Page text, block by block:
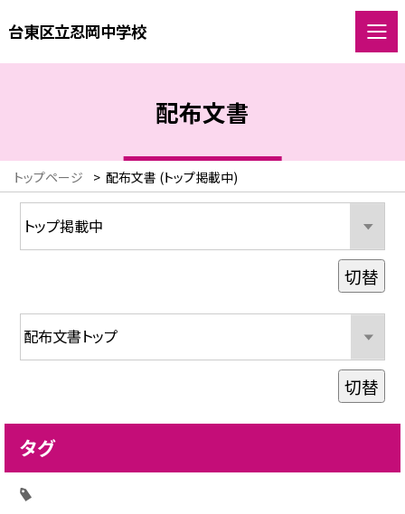
台東区立忍岡中学校
配布文書
トップページ > 配布文書 (トップ掲載中)
切替
切替
タグ